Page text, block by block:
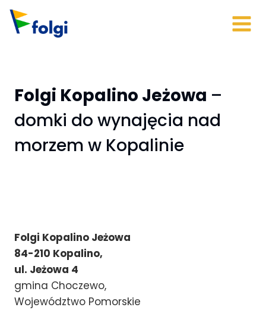
Skip
Folgi Kopalino Jeżowa –
domki do wynajęcia nad
morzem w Kopalinie
Folgi Kopalino Jeżowa
84-210 Kopalino,
ul. Jeżowa 4
gmina Choczewo,
Województwo Pomorskie